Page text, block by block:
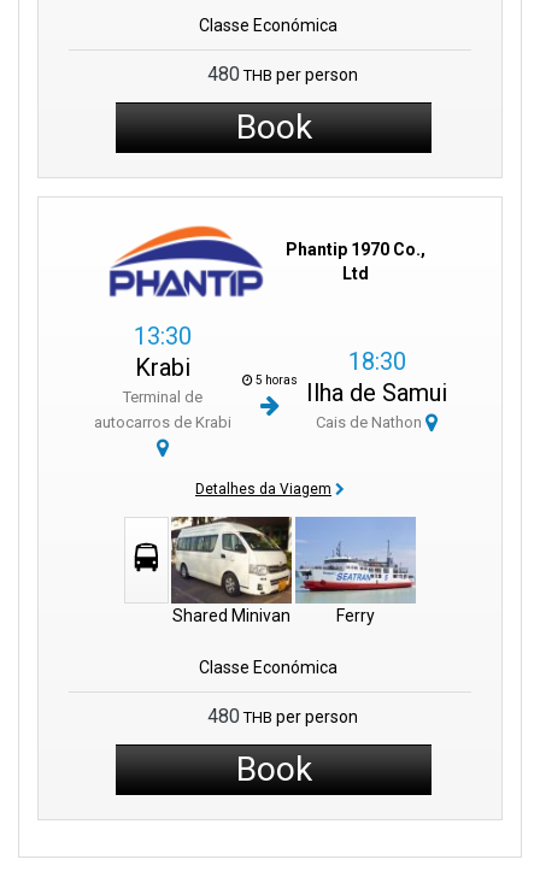
Classe Económica
480 THB per person
Book
Phantip 1970 Co.,
Ltd
13:30
Krabi
Terminal de
autocarros de Krabi
5 horas
18:30
Ilha de Samui
Cais de Nathon
Detalhes da Viagem
Shared Minivan Ferry
Classe Económica
480 THB per person
Book